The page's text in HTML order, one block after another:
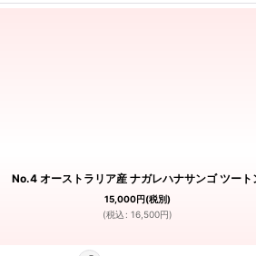
No.4 オーストラリア産 ナガレハナサンゴ ツート
15,000円(税別)
(税込 : 16,500円)